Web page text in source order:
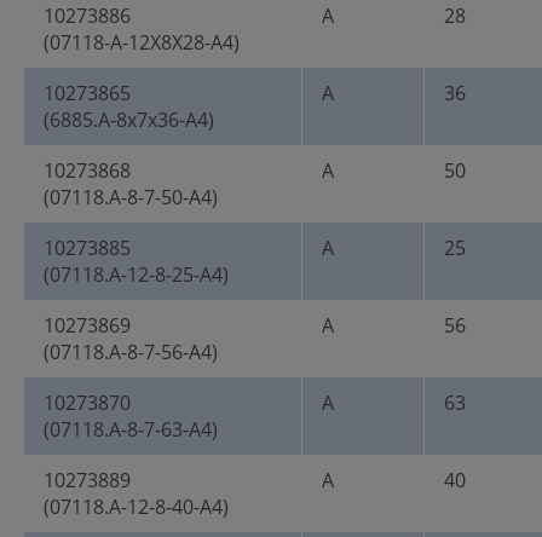
10273886
(07118-A-12X8X28-A4)
A 28
10273865
(6885.A-8x7x36-A4)
A 36
10273868
(07118.A-8-7-50-A4)
A 50
10273885
(07118.A-12-8-25-A4)
A 25
10273869
(07118.A-8-7-56-A4)
A 56
10273870
(07118.A-8-7-63-A4)
A 63
10273889
(07118.A-12-8-40-A4)
A 40